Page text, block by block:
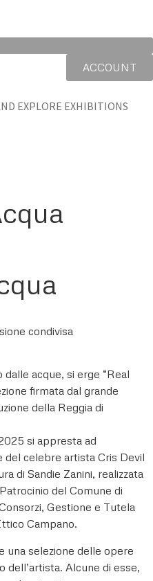
ACCOUNT
EXPLORE EXHIBITIONS
condivisa
acque, si erge “Real
firmata dal grande
della Reggia di
si appresta ad
del celebre artista Cris Devil
di Sandie Zanini, realizzata
del Comune di
Gestione e Tutela
Campano.
una selezione delle opere
dell’artista. Alcune di esse,